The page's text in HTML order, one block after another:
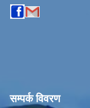
सम्पर्क विवरण